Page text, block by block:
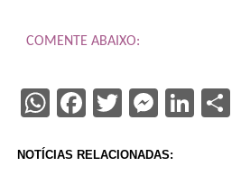
COMENTE ABAIXO:
WhatsApp
Facebook
Twitter
NOTÍCIAS RELACIONADAS: